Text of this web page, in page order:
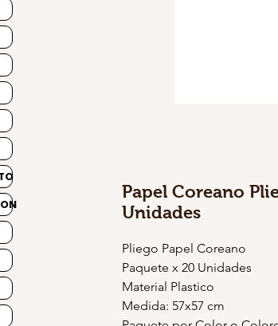
Papel Coreano
Unidades
Pliego Papel Coreano
Paquete x 20 Unidades
Material Plastico
Medida: 57x57 cm